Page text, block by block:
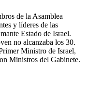
de la Asamblea
y líderes de las
Estado de Israel.
no alcanzaba los 30.
Ministro de Israel,
Ministros del Gabinete.